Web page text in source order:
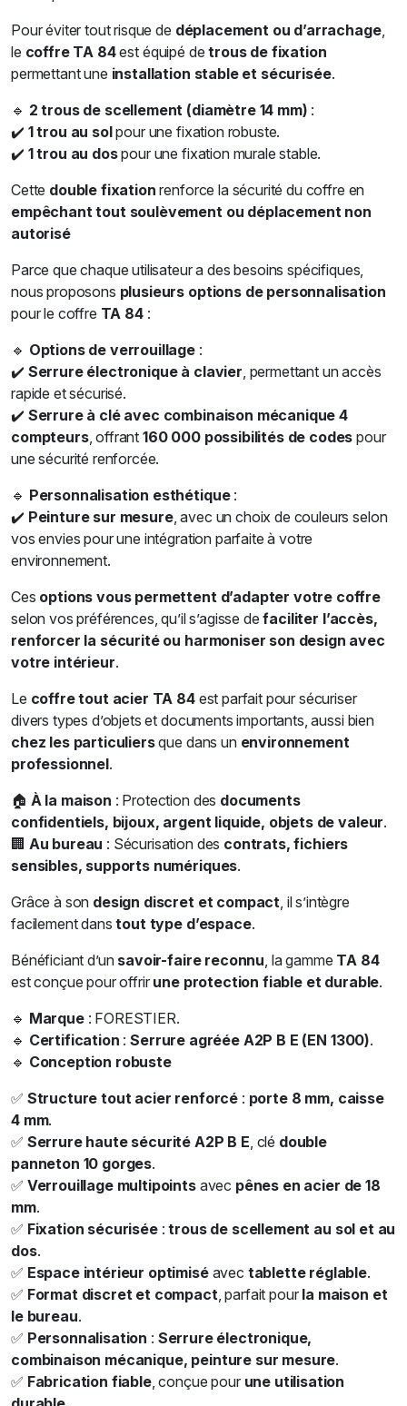
Pour éviter tout risque de déplacement ou d’arrachage,
le coffre TA 84est équipé detrous de fixation
permettant une installation stable et sécurisée.
🔹 2 trous de scellement (diamètre 14 mm) :
✔️ 1 trou au solpour une fixation robuste.
✔️ 1 trou au dospour une fixation murale stable.
Cette double fixation renforce la sécurité du coffre en
empêchant tout soulèvement ou déplacement non
autorisé
Parce que chaque utilisateur a des besoins spécifiques,
nous proposons plusieurs options de personnalisation
pour le coffre TA 84:
🔹 Options de verrouillage :
✔️ Serrure électronique à clavier , permettant un accès
rapide et sécurisé.
✔️ Serrure à clé avec combinaison mécanique 4
compteurs, offrant 160 000 possibilités de codes pour
une sécurité renforcée.
🔹 Personnalisation esthétique:
✔️ Peinture sur mesure, avec un choix de couleurs selon
vos envies pour une intégration parfaite à votre
environnement.
Ces options vous permettent d’adapter votre coffre
selon vos préférences, qu’il s’agisse defaciliter l’accès,
renforcer la sécurité ou harmoniser son design avec
votre intérieur.
Le coffre tout acier TA 84est parfait pour sécuriser
divers types d’objets et documents importants, aussi bien
chez les particuliersque dans un environnement
professionnel.
🏠 À la maison : Protection des documents
confidentiels, bijoux, argent liquide, objets de valeur.
🏢 Au bureau : Sécurisation des contrats, fichiers
sensibles, supports numériques.
Grâce à son design discret et compact , il s’intègre
facilement danstout type d’espace.
Bénéficiant d’un savoir-faire reconnu , la gamme TA 84
est conçue pour offrir une protection fiable et durable.
🔹 Marque: FORESTIER.
🔹 Certification :Serrure agréée A2P B E (EN 1300).
🔹 Conception robuste
✅ Structure tout acier renforcé : porte 8 mm, caisse
4 mm.
✅ Serrure haute sécurité A2P B E , clé double
panneton 10 gorges.
✅ Verrouillage multipointsavec pênes en acier de 18
mm.
✅ Fixation sécurisée:trous de scellement au sol et au
dos.
✅ Espace intérieur optimiséavec tablette réglable.
✅ Format discret et compact , parfait pour la maison et
le bureau.
✅ Personnalisation : Serrure électronique,
combinaison mécanique, peinture sur mesure.
✅ Fabrication fiable, conçue pour une utilisation